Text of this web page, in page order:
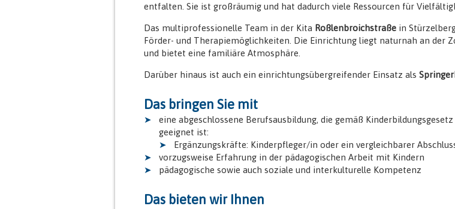
entfalten. Sie ist großräumig und hat dadurch viele Ressourcen für
Das multiprofessionelle Team in der Kita Roßlenbroichstraße in
Förder- und Therapiemöglichkeiten. Die Einrichtung liegt naturnah an der
und bietet eine familiäre Atmosphäre.
Darüber hinaus ist auch ein einrichtungsübergreifender Einsatz als
Das bringen Sie mit
eine abgeschlossene Berufsausbildung, die gemäß
geeignet ist:
Ergänzungskräfte: Kinderpfleger/in oder ein vergleichbarer
vorzugsweise Erfahrung in der pädagogischen Arbeit mit Kindern
pädagogische sowie auch soziale und interkulturelle Kompetenz
Das bieten wir Ihnen